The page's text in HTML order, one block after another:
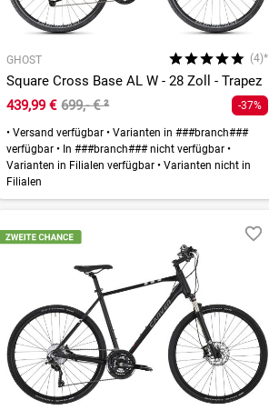
GHOST (4)*
Square Cross Base AL W - 28 Zoll - Trapez
439,99 € 699,- €² -37%
• Versand verfügbar• Varianten in ###branch###
verfügbar• In ###branch### nicht verfügbar•
Varianten in Filialen verfügbar• Varianten nicht in
Filialen